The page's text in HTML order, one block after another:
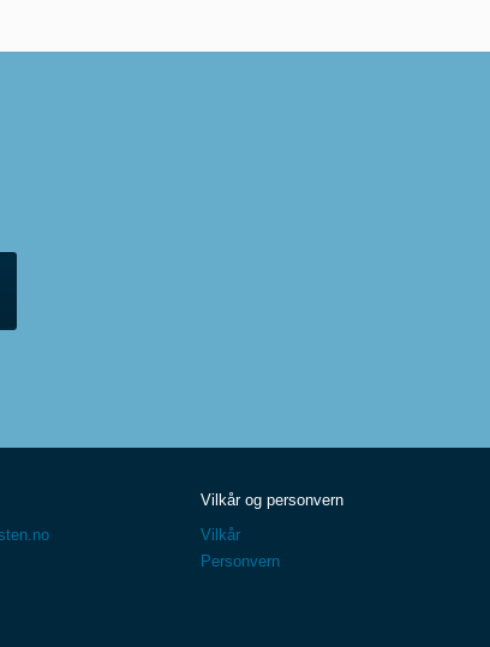
Vilkår og personvern
Vilkår
Personvern